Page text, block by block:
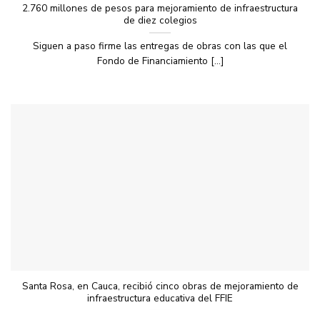
2.760 millones de pesos para mejoramiento de infraestructura
de diez colegios
Siguen a paso firme las entregas de obras con las que el
Fondo de Financiamiento [...]
Santa Rosa, en Cauca, recibió cinco obras de mejoramiento de
infraestructura educativa del FFIE